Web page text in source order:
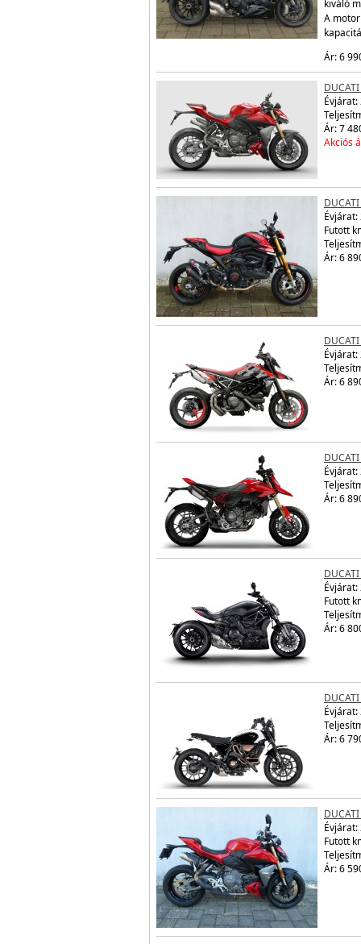
kiváló
A
Ár: 6
DUCATI
Évjárat:
Ár: 7
Akciós
Évjárat:
Futott
Ár: 6
Évjárat:
Ár: 6
Évjárat:
Ár: 6
Évjárat:
Futott
Ár: 6
Évjárat:
Ár: 6
DUCATI
Évjárat:
Futott
Ár: 6